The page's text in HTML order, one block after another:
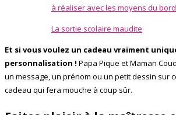
à réaliser avec les moyens du
La sortie scolaire maudite
Et si vous voulez un cadeau vraiment
personnalisation ! Papa Pique et Maman
un message, un prénom ou un petit dessin sur
cadeau qui fera mouche à coup sûr.